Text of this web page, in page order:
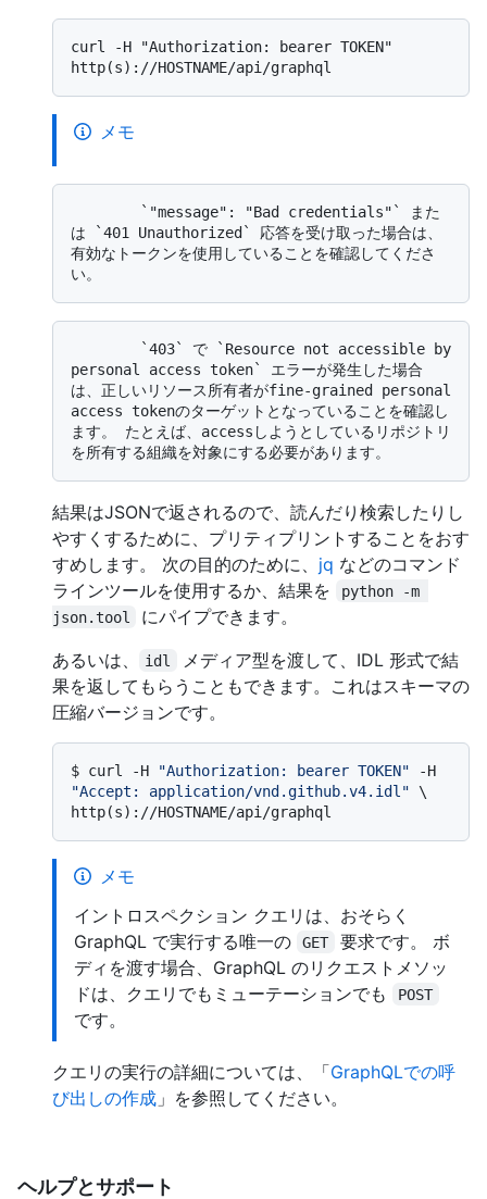
curl -H "Authorization: bearer TOKEN"
メモ
は `401 Unauthorized` 応答を受け取った場合は、
有効なトークンを使用していることを確認してくださ
personal access token` エラーが発生した場合
は、正しいリソース所有者がfine-grained personal
access tokenのターゲットとなっていることを確認し
ます。 たとえば、accessしようとしているリポジトリ
結果はJSONで返されるので、読んだり検索したりし
やすくするために、プリティプリントすることをおす
すめします。 次の目的のために、 jq などのコマンド
ラインツールを使用するか、結果を
python -m
json.tool
にパイプできます。
あるいは、
idl
メディア型を渡して、IDL 形式で結
果を返してもらうこともできます。これはスキーマの
圧縮バージョンです。
$ curl -H "Authorization: bearer TOKEN"
"Accept: application/vnd.github.v4.idl" \
http(s)://HOSTNAME/api/graphql
メモ
イントロスペクション クエリは、おそらく
GraphQL で実行する唯一の
GET
要求です。 ボ
ディを渡す場合、GraphQL のリクエストメソッ
ドは、クエリでもミューテーションでも
POST
です。
クエリの実行の詳細については、「GraphQLでの呼
び出しの作成 」を参照してください。
ヘルプとサポート